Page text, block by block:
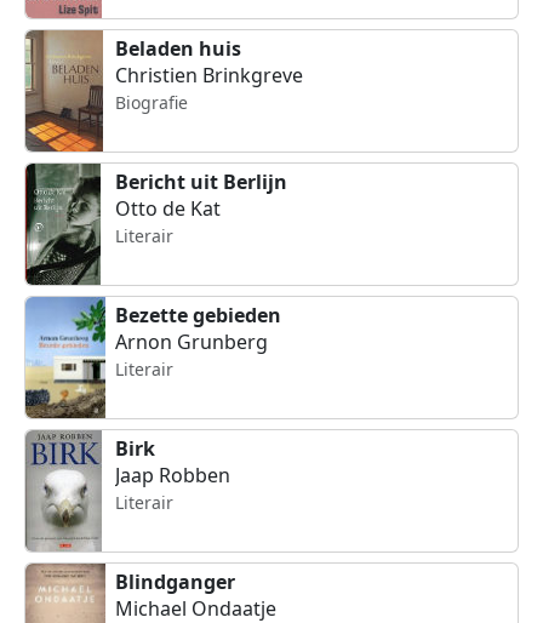
Beladen huis
Christien Brinkgreve
Biografie
Bericht uit Berlijn
Otto de Kat
Literair
Bezette gebieden
Arnon Grunberg
Literair
Birk
Jaap Robben
Literair
Blindganger
Michael Ondaatje